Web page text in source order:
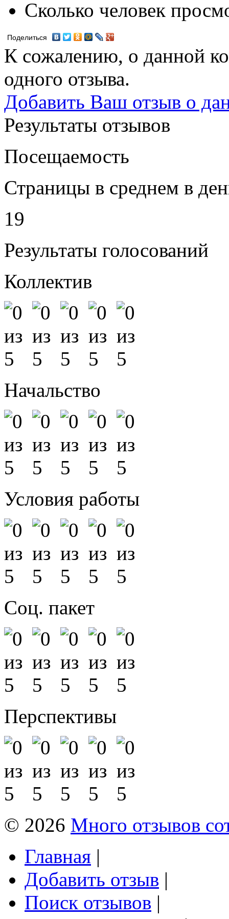
Сколько человек
Поделиться
К сожалению, о данной
одного отзыва.
Добавить Ваш отзыв о
Результаты отзывов
Посещаемость
Страницы в среднем в
19
Результаты голосований
Коллектив
Начальство
Условия работы
Соц. пакет
Перспективы
© 2026 Много отзывов
Главная |
Добавить отзыв |
Поиск отзывов |